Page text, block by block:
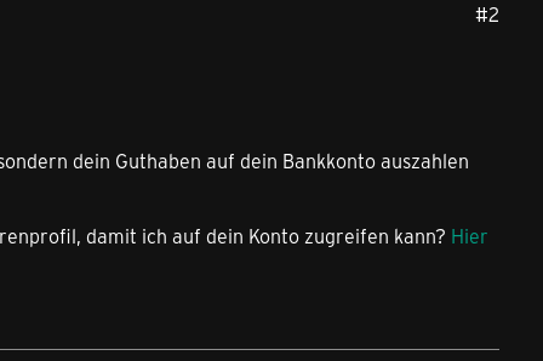
#2
dein Guthaben auf dein Bankkonto auszahlen
damit ich auf dein Konto zugreifen kann? Hier